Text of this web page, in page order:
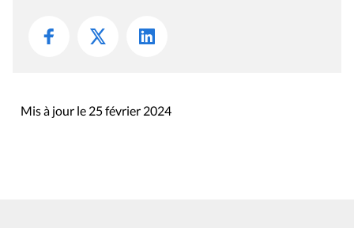
Mis à jour le 25 février 2024